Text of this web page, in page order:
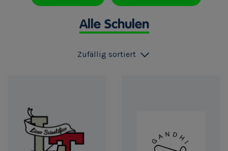
Alle Schulen
Zufällig sortiert